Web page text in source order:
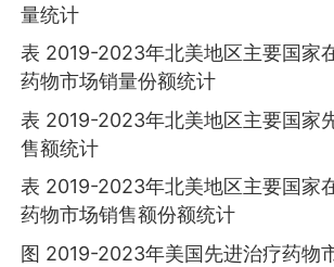
量统计
表 2019-2023年北美地区主要国家
药物市场销量份额统计
表 2019-2023年北美地区主要国家
售额统计
表 2019-2023年北美地区主要国家
药物市场销售额份额统计
图 2019-2023年美国先进治疗药物